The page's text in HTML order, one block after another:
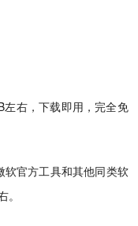
左右，下载即用，完全免
软官方工具和其他同类软